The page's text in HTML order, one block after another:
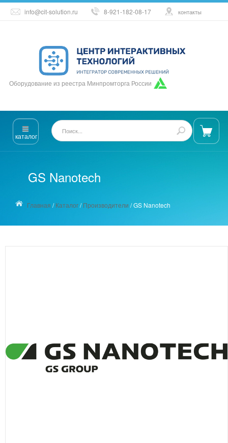
info@cit-solution.ru 8-921-182-08-17 контакты
Оборудование из реестра Минпромторга России
каталог
GS Nanotech
Главная /Каталог/Производители /GS Nanotech